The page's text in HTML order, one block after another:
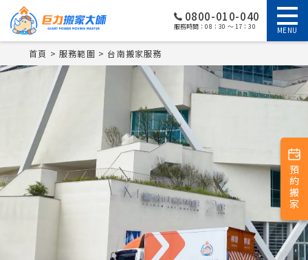
預約搬家
0800-010-040
服務時間：08：30 ～ 17：30 MENU
首頁 服務範圍 台南搬家服務